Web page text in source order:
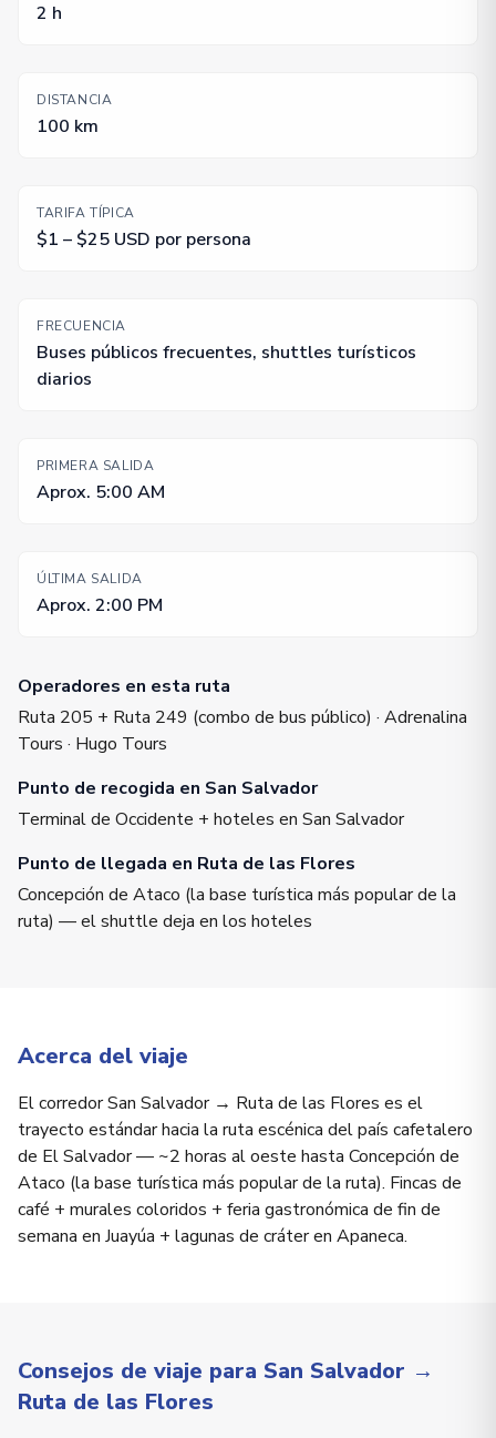
2 h
DISTANCIA
100 km
TARIFA TÍPICA
$1 – $25 USD por persona
FRECUENCIA
Buses públicos frecuentes, shuttles turísticos
diarios
PRIMERA SALIDA
Aprox. 5:00 AM
ÚLTIMA SALIDA
Aprox. 2:00 PM
Operadores en esta ruta
Ruta 205 + Ruta 249 (combo de bus público) · Adrenalina
Tours · Hugo Tours
Punto de recogida en San Salvador
Terminal de Occidente + hoteles en San Salvador
Punto de llegada en Ruta de las Flores
Concepción de Ataco (la base turística más popular de la
ruta) — el shuttle deja en los hoteles
Acerca del viaje
El corredor San Salvador → Ruta de las Flores es el
trayecto estándar hacia la ruta escénica del país cafetalero
de El Salvador — ~2 horas al oeste hasta Concepción de
Ataco (la base turística más popular de la ruta). Fincas de
café + murales coloridos + feria gastronómica de fin de
semana en Juayúa + lagunas de cráter en Apaneca.
Consejos de viaje para San Salvador →
Ruta de las Flores